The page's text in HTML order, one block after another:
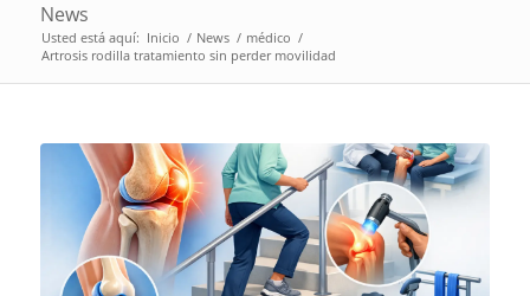
News
Usted está aquí: Inicio / News / médico /
Artrosis rodilla tratamiento sin perder movilidad